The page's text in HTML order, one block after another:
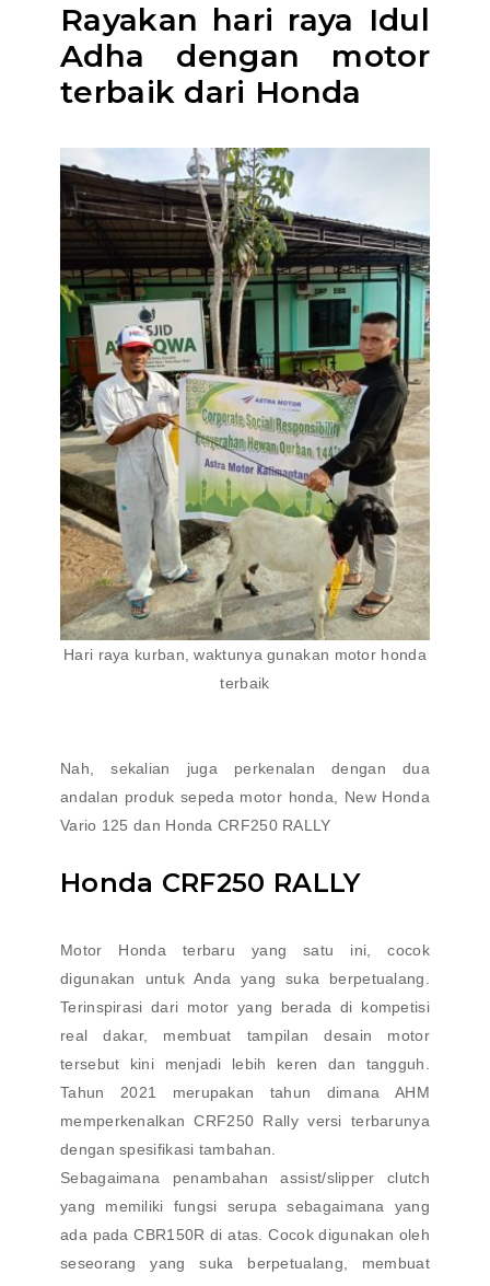
Rayakan hari raya Idul
Adha dengan motor
terbaik dari Honda
Hari raya kurban, waktunya gunakan motor honda
terbaik
Nah, sekalian juga perkenalan dengan dua
andalan produk sepeda motor honda, New Honda
Vario 125 dan Honda CRF250 RALLY
Honda CRF250 RALLY
Motor Honda terbaru yang satu ini, cocok
digunakan untuk Anda yang suka berpetualang.
Terinspirasi dari motor yang berada di kompetisi
real dakar, membuat tampilan desain motor
tersebut kini menjadi lebih keren dan tangguh.
Tahun 2021 merupakan tahun dimana AHM
memperkenalkan CRF250 Rally versi terbarunya
dengan spesifikasi tambahan.
Sebagaimana penambahan assist/slipper clutch
yang memiliki fungsi serupa sebagaimana yang
ada pada CBR150R di atas. Cocok digunakan oleh
seseorang yang suka berpetualang, membuat